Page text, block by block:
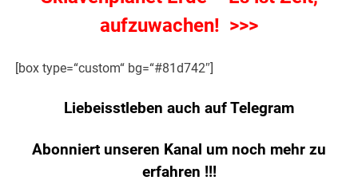
aufzuwachen! >>>
[box type=“custom“ bg=“#81d742″]
Liebeisstleben auch auf Telegram
Abonniert unseren Kanal um noch mehr zu
erfahren !!!